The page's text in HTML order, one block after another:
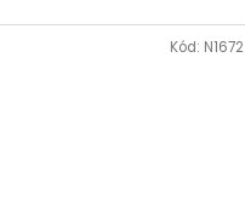
Kód: N1672